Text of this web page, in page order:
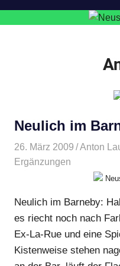
Neulich im
26. März 2009 Anton
Ergänzungen
Neulich im Barneby:
es riecht noch nach
Ex-La-Rue und eine
Kistenweise stehen